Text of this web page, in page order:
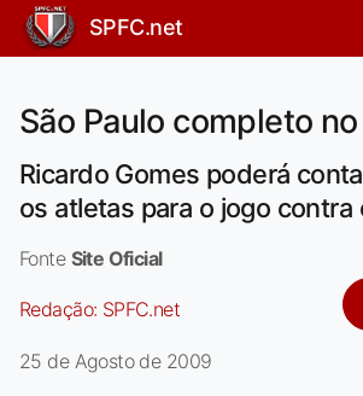
SPFC.net
São Paulo completo
Ricardo Gomes poderá
os atletas para o jogo contra
Fonte Site Oficial
Redação: SPFC.net
25 de Agosto de 2009